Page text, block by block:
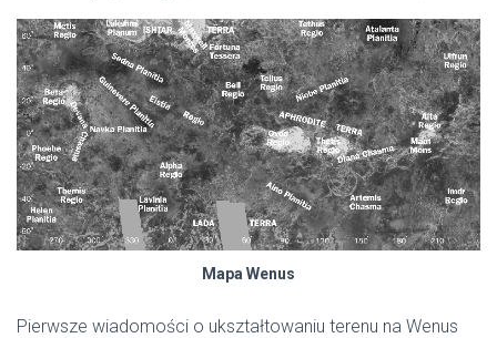
Mapa Wenus
Pierwsze wiadomości o ukształtowaniu terenu na Wenus